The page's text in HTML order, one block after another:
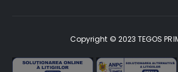
Copyright © 2023 TEGOS